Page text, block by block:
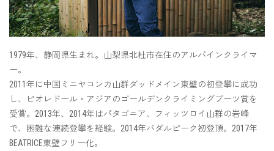
1979年、静岡県生まれ。山梨県北杜市在住のアルパインクライマ
ー。
2011年に中国ミニヤコンカ山群ダッドメイン東壁の初登攀に成功
し、ピオレドール・アジアのゴールデンクライミングブーツ賞を
受賞。2013年、2014年はパタゴニア、フィッツロイ山群の岩峰
で、困難な連続登攀を経験。2014年バダルピーク初登頂。2017年
BEATRICE東壁フリー化。